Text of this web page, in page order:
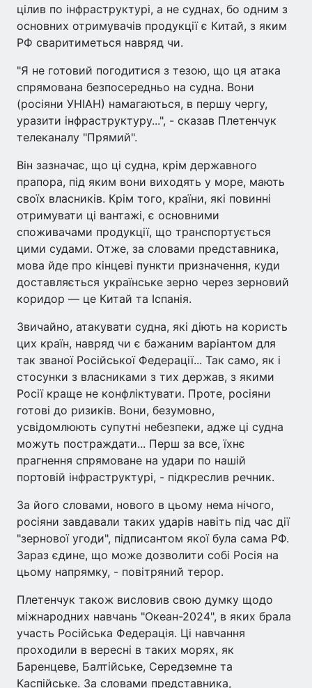
цілив по інфраструктурі, а не суднах, бо одним з
основних отримувачів продукції є Китай, з яким
РФ сваритиметься навряд чи.
"Я не готовий погодитися з тезою, що ця атака
спрямована безпосередньо на судна. Вони
(росіяни УНІАН) намагаються, в першу чергу,
уразити інфраструктуру...", - сказав Плетенчук
телеканалу "Прямий".
Він зазначає, що ці судна, крім державного
прапора, під яким вони виходять у море, мають
своїх власників. Крім того, країни, які повинні
отримувати ці вантажі, є основними
споживачами продукції, що транспортується
цими судами. Отже, за словами представника,
мова йде про кінцеві пункти призначення, куди
доставляється українське зерно через зерновий
коридор — це Китай та Іспанія.
Звичайно, атакувати судна, які діють на користь
цих країн, навряд чи є бажаним варіантом для
так званої Російської Федерації... Так само, як і
стосунки з власниками з тих держав, з якими
Росії краще не конфліктувати. Проте, росіяни
готові до ризиків. Вони, безумовно,
усвідомлюють супутні небезпеки, адже ці судна
можуть постраждати... Перш за все, їхнє
прагнення спрямоване на удари по нашій
портовій інфраструктурі, - підкреслив речник.
За його словами, нового в цьому нема нічого,
росіяни завдавали таких ударів навіть під час дії
"зернової угоди", підписантом якої була сама РФ.
Зараз єдине, що може дозволити собі Росія на
цьому напрямку, - повітряний терор.
Плетенчук також висловив свою думку щодо
міжнародних навчань "Океан-2024", в яких брала
участь Російська Федерація. Ці навчання
проходили в вересні в таких морях, як
Баренцеве, Балтійське, Середземне та
Каспійське. За словами представника,